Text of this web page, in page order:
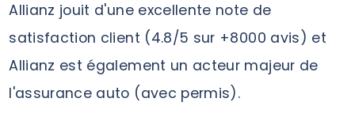
Allianz jouit d'une excellente note de
satisfaction client (4.8/5 sur +8000 avis) et
Allianz est également un acteur majeur de
l'assurance auto (avec permis).